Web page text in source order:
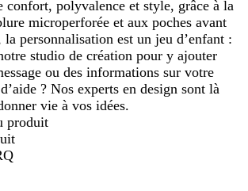
confort, polyvalence et style, grâce à la
microperforée et aux poches avant
personnalisation est un jeu d’enfant :
studio de création pour y ajouter
ou des informations sur votre
? Nos experts en design sont là
vie à vos idées.
produit